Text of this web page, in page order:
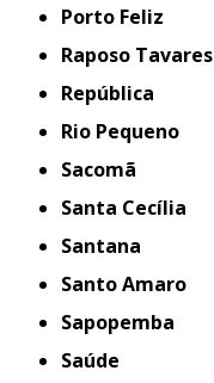
Porto Feliz
Raposo Tavares
República
Rio Pequeno
Sacomã
Santa Cecília
Santana
Santo Amaro
Sapopemba
Saúde